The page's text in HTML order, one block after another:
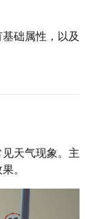
础属性，以及
天气现象。主
。